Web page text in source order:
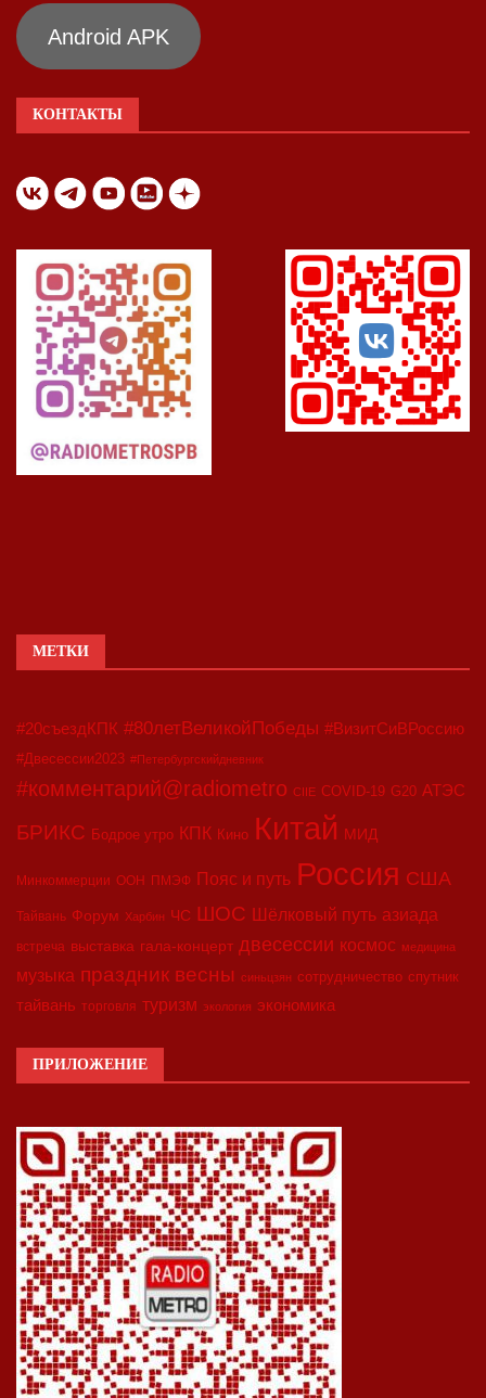
Android APK
КОНТАКТЫ
МЕТКИ
#20съездКПК #80летВеликойПобеды #ВизитСиВРоссию
#Двесессии2023 #Петербургскийдневник
#комментарий@radiometro CIIE COVID-19 G20 АТЭС
БРИКС Бодрое утро КПК Кино Китай МИД
Минкоммерции ООН ПМЭФ Пояс и путь Россия США
Тайвань Форум Харбин ЧС ШОС Шёлковый путь азиада
встреча выставка гала-концерт двесессии космос медицина
музыка праздник весны синьцзян сотрудничество спутник
тайвань торговля туризм экология экономика
ПРИЛОЖЕНИЕ